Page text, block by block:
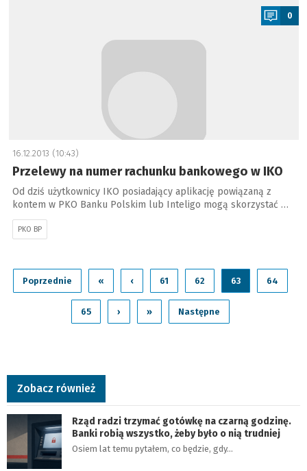
0
16.12.2013 (10:43)
Przelewy na numer rachunku bankowego w IKO
Od dziś użytkownicy IKO posiadający aplikację powiązaną z
kontem w PKO Banku Polskim lub Inteligo mogą skorzystać …
PKO BP
Poprzednie « ‹ 61 62 63 64
65 › » Następne
Zobacz również
Rząd radzi trzymać gotówkę na czarną godzinę.
Banki robią wszystko, żeby było o nią trudniej
Osiem lat temu pytałem, co będzie, gdy…